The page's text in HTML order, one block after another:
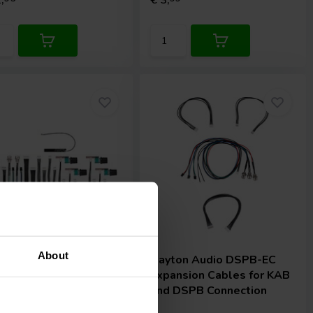
About
AudioKABD-SPF
Dayton Audio DSPB-EC
Expansion Cables for KAB
and DSPB Connection